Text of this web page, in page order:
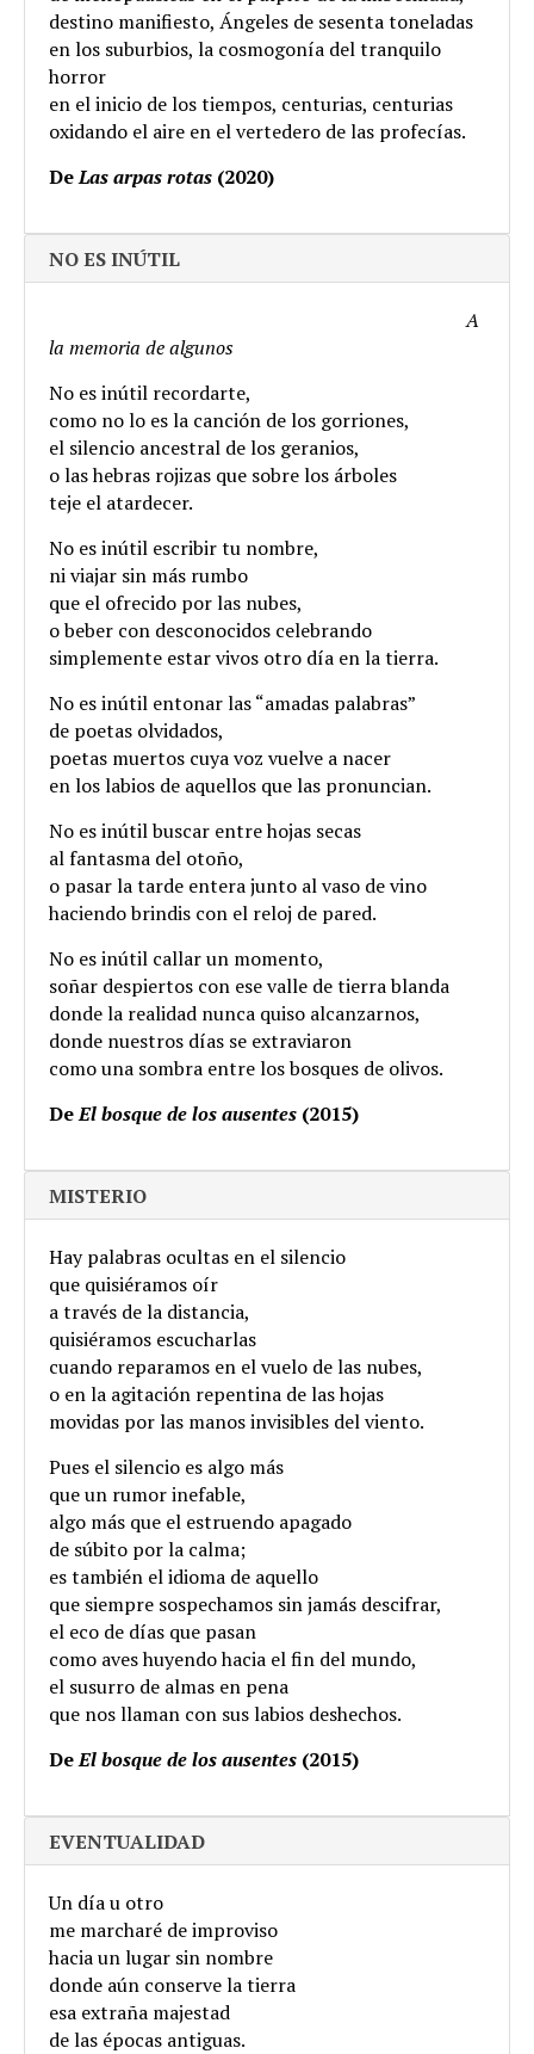
destino manifiesto, Ángeles de sesenta toneladas
en los suburbios, la cosmogonía del tranquilo
horror
en el inicio de los tiempos, centurias, centurias
oxidando el aire en el vertedero de las profecías.
DeLas arpas rotas (2020)
NO ES INÚTIL
…………………………………………………………………A
la memoria de algunos
No es inútil recordarte,
como no lo es la canción de los gorriones,
el silencio ancestral de los geranios,
o las hebras rojizas que sobre los árboles
teje el atardecer.
No es inútil escribir tu nombre,
ni viajar sin más rumbo
que el ofrecido por las nubes,
o beber con desconocidos celebrando
simplemente estar vivos otro día en la tierra.
No es inútil entonar las “amadas palabras”
de poetas olvidados,
poetas muertos cuya voz vuelve a nacer
en los labios de aquellos que las pronuncian.
No es inútil buscar entre hojas secas
al fantasma del otoño,
o pasar la tarde entera junto al vaso de vino
haciendo brindis con el reloj de pared.
No es inútil callar un momento,
soñar despiertos con ese valle de tierra blanda
donde la realidad nunca quiso alcanzarnos,
donde nuestros días se extraviaron
como una sombra entre los bosques de olivos.
DeEl bosque de los ausentes (2015)
MISTERIO
Hay palabras ocultas en el silencio
que quisiéramos oír
a través de la distancia,
quisiéramos escucharlas
cuando reparamos en el vuelo de las nubes,
o en la agitación repentina de las hojas
movidas por las manos invisibles del viento.
Pues el silencio es algo más
que un rumor inefable,
algo más que el estruendo apagado
de súbito por la calma;
es también el idioma de aquello
que siempre sospechamos sin jamás descifrar,
el eco de días que pasan
como aves huyendo hacia el fin del mundo,
el susurro de almas en pena
que nos llaman con sus labios deshechos.
DeEl bosque de los ausentes (2015)
EVENTUALIDAD
Un día u otro
me marcharé de improviso
hacia un lugar sin nombre
donde aún conserve la tierra
esa extraña majestad
de las épocas antiguas.